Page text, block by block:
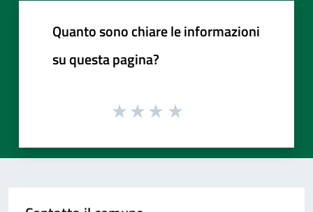
Quanto sono chiare le informazioni
su questa pagina?